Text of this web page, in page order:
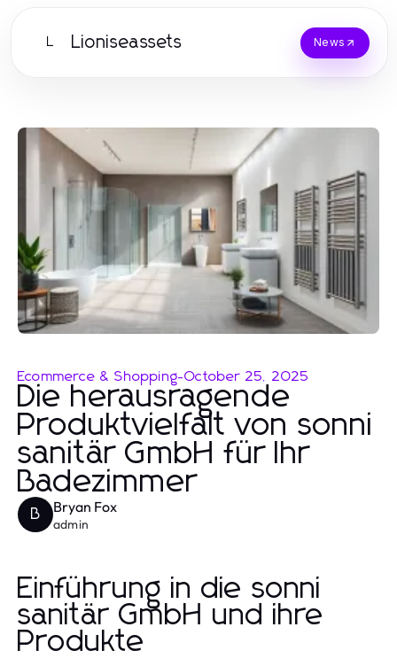
L Lioniseassets News
Ecommerce & Shopping-October 25, 2025
Die herausragende
Produktvielfalt von sonni
sanitär GmbH für Ihr
Badezimmer
B Bryan Fox
admin
Einführung in die sonni
sanitär GmbH und ihre
Produkte